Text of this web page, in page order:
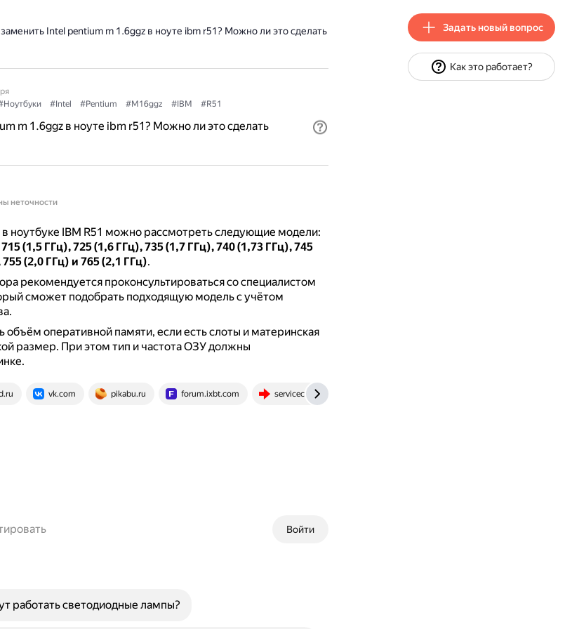
Intel pentium m 1.6ggz в ноуте ibm r51? Можно ли это сделать
#Intel #Pentium #M16ggz #IBM #R51
m 1.6ggz в ноуте ibm r51? Можно ли это сделать
неточности
ноутбуке IBM R51 можно рассмотреть следующие модели:
(1,5 ГГц), 725 (1,6 ГГц), 735 (1,7 ГГц), 740 (1,73 ГГц), 745
(2,0 ГГц) и 765 (2,1 ГГц).
рекомендуется проконсультироваться со специалистом
сможет подобрать подходящую модель с учётом
оперативной памяти, если есть слоты и материнская
размер. При этом тип и частота ОЗУ должны
vk.com pikabu.ru forum.ixbt.com servicecenter.su
Войти
работать светодиодные лампы?
Задать новый вопрос
Как это работает?